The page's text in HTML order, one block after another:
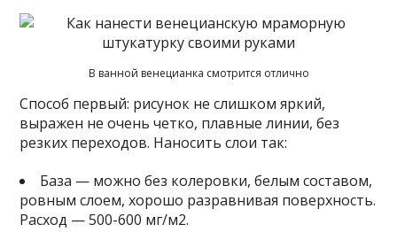
В ванной венецианка смотрится отлично
Способ первый: рисунок не слишком яркий,
выражен не очень четко, плавные линии, без
резких переходов. Наносить слои так:
База — можно без колеровки, белым составом,
ровным слоем, хорошо разравнивая поверхность.
Расход — 500-600 мг/м2.